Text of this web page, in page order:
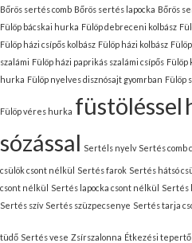
Bőrös sertés comb Bőrös sertés lapocka Bőrös
Fülöp bácskai hurka Fülöp debreceni kolbász
Fülöp házi csípős kolbász Fülöp házi kolbász
szalámi Fülöp házi paprikás szalámi csípős Fülöp
hurka Fülöp nyelves disznósajt gyomrban Fülöp
Fülöp véres hurka füstöléssel
sózással Sertéls nyelv Sertés comb
csülök csont nélkül Sertés farok Sertés hátsó
csont nélkül
Sertés lapocka csont nélkül Sertés
Sertés szív Sertés szüzpecsenye Sertés tarja
tüdő Sertés vese Zsírszalonna Étkezési tepertő